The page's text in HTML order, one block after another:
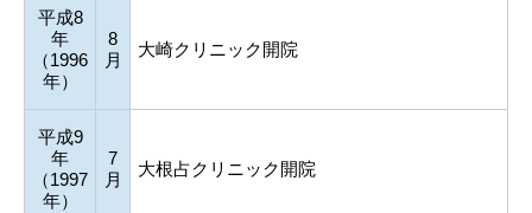
平成8
年
（1996
年）
8
月
大崎クリニック開院
平成9
年
（1997
年）
7
月
大根占クリニック開院